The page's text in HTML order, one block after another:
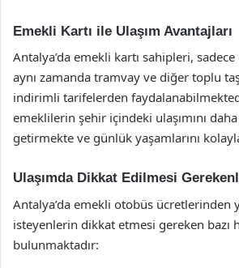
Emekli Kartı ile Ulaşım Avantajları
Antalya’da emekli kartı sahipleri,
aynı zamanda tramvay ve diğer toplu
indirimli tarifelerden
emeklilerin şehir içindeki ulaşımını
getirmekte ve günlük yaşamlarını
Ulaşımda Dikkat Edilmesi
Antalya’da emekli otobüs ücretlerinden
isteyenlerin dikkat etmesi gereken bazı
bulunmaktadır: